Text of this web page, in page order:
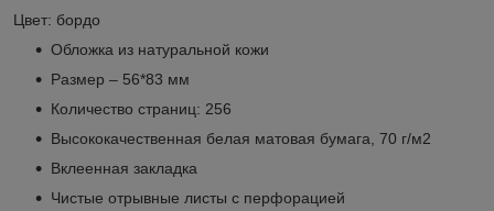
Цвет: бордо
Обложка из натуральной кожи
Размер – 56*83 мм
Количество страниц: 256
Высококачественная белая матовая бумага, 70 г/м2
Вклеенная закладка
Чистые отрывные листы с перфорацией